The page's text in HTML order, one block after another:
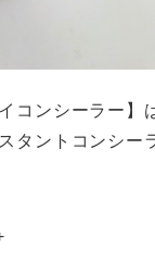
コンシーラー】
タントコンシー